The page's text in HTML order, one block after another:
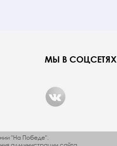
МЫ В СОЦСЕТЯХ
"На Победе".